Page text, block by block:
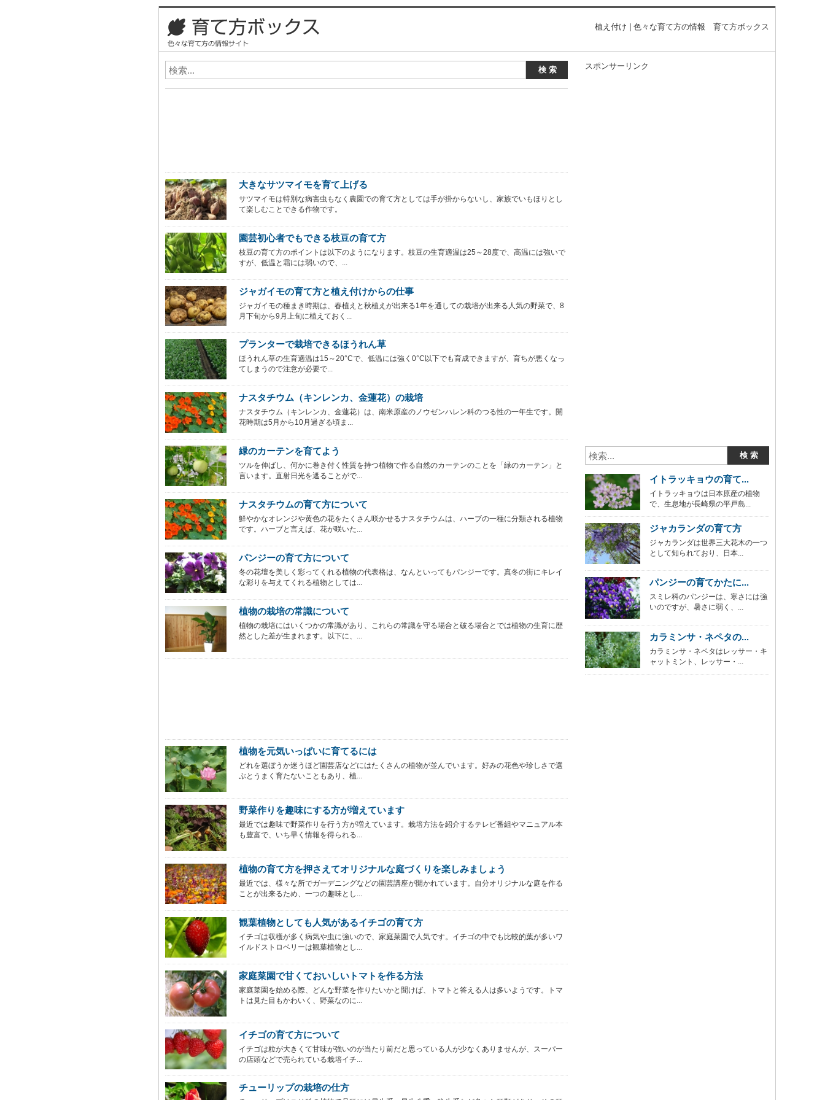
植え付け | 色々な育て方の情報 育て方ボックス
大きなサツマイモを育て上げる
サツマイモは特別な病害虫もなく農園での育て方としては手が掛からないし、家族でいもほりとし
て楽しむことできる作物です。
園芸初心者でもできる枝豆の育て方
枝豆の育て方のポイントは以下のようになります。枝豆の生育適温は25～28度で、高温には強いで
すが、低温と霜には弱いので、...
ジャガイモの育て方と植え付けからの仕事
ジャガイモの種まき時期は、春植えと秋植えが出来る1年を通しての栽培が出来る人気の野菜で、8
月下旬から9月上旬に植えておく...
プランターで栽培できるほうれん草
ほうれん草の生育適温は15～20°Cで、低温には強く0°C以下でも育成できますが、育ちが悪くなっ
てしまうので注意が必要で...
ナスタチウム（キンレンカ、金蓮花）の栽培
ナスタチウム（キンレンカ、金蓮花）は、南米原産のノウゼンハレン科のつる性の一年生です。開
花時期は5月から10月過ぎる頃ま...
緑のカーテンを育てよう
ツルを伸ばし、何かに巻き付く性質を持つ植物で作る自然のカーテンのことを「緑のカーテン」と
言います。直射日光を遮ることがで...
ナスタチウムの育て方について
鮮やかなオレンジや黄色の花をたくさん咲かせるナスタチウムは、ハーブの一種に分類される植物
です。ハーブと言えば、花が咲いた...
パンジーの育て方について
冬の花壇を美しく彩ってくれる植物の代表格は、なんといってもパンジーです。真冬の街にキレイ
な彩りを与えてくれる植物としては...
植物の栽培の常識について
植物の栽培にはいくつかの常識があり、これらの常識を守る場合と破る場合とでは植物の生育に歴
然とした差が生まれます。以下に、...
植物を元気いっぱいに育てるには
どれを選ぼうか迷うほど園芸店などにはたくさんの植物が並んでいます。好みの花色や珍しさで選
ぶとうまく育たないこともあり、植...
野菜作りを趣味にする方が増えています
最近では趣味で野菜作りを行う方が増えています。栽培方法を紹介するテレビ番組やマニュアル本
も豊富で、いち早く情報を得られる...
植物の育て方を押さえてオリジナルな庭づくりを楽しみましょう
最近では、様々な所でガーデニングなどの園芸講座が開かれています。自分オリジナルな庭を作る
ことが出来るため、一つの趣味とし...
観葉植物としても人気があるイチゴの育て方
イチゴは収穫が多く病気や虫に強いので、家庭菜園で人気です。イチゴの中でも比較的葉が多いワ
イルドストロベリーは観葉植物とし...
家庭菜園で甘くておいしいトマトを作る方法
家庭菜園を始める際、どんな野菜を作りたいかと聞けば、トマトと答える人は多いようです。トマ
トは見た目もかわいく、野菜なのに...
イチゴの育て方について
イチゴは粒が大きくて甘味が強いのが当たり前だと思っている人が少なくありませんが、スーパー
の店頭などで売られている栽培イチ...
チューリップの栽培の仕方
スポンサーリンク
イトラッキョウの育て...
イトラッキョウは日本原産の植物
で、生息地が長崎県の平戸島...
ジャカランダの育て方
ジャカランダは世界三大花木の一つ
として知られており、日本...
パンジーの育てかたに...
スミレ科のパンジーは、寒さには強
いのですが、暑さに弱く、...
カラミンサ・ネペタの...
カラミンサ・ネペタはレッサー・キ
ャットミント、レッサー・...